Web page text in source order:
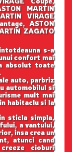
MARTIN
VIRAGE
ASTON
ZAGATO
s-a
confort mai
absolut toate
auto, parbriz
automobilul si
mult mai
habitaclu si la
sticla simpla,
a vantului,
insa crea un
atunci cand
cioburi